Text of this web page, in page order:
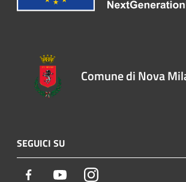
Comune di Nova
SEGUICI SU
Facebook YoutubeInstagram